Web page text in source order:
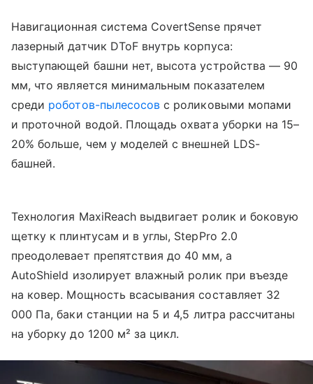
Навигационная система CovertSense прячет
лазерный датчик DToF внутрь корпуса:
выступающей башни нет, высота устройства — 90
мм, что является минимальным показателем
среди роботов-пылесосов с роликовыми мопами
и проточной водой. Площадь охвата уборки на 15–
20% больше, чем у моделей с внешней LDS-
башней.
Технология MaxiReach выдвигает ролик и боковую
щетку к плинтусам и в углы, StepPro 2.0
преодолевает препятствия до 40 мм, а
AutoShield изолирует влажный ролик при въезде
на ковер. Мощность всасывания составляет 32
000 Па, баки станции на 5 и 4,5 литра рассчитаны
на уборку до 1200 м² за цикл.